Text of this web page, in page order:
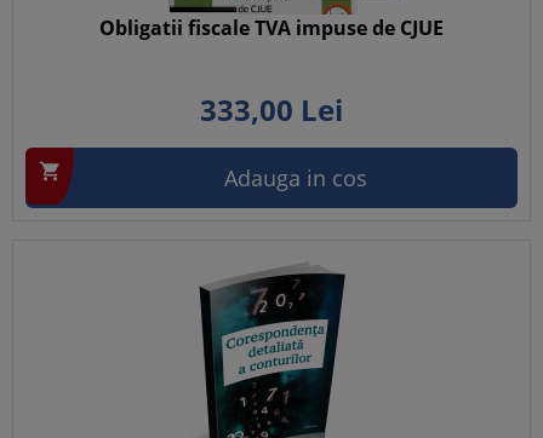
Obligatii fiscale TVA impuse de CJUE
333,00 Lei
 Adauga in cos